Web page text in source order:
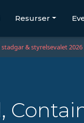
Resurser
stadgar & styrelsevalet 2026